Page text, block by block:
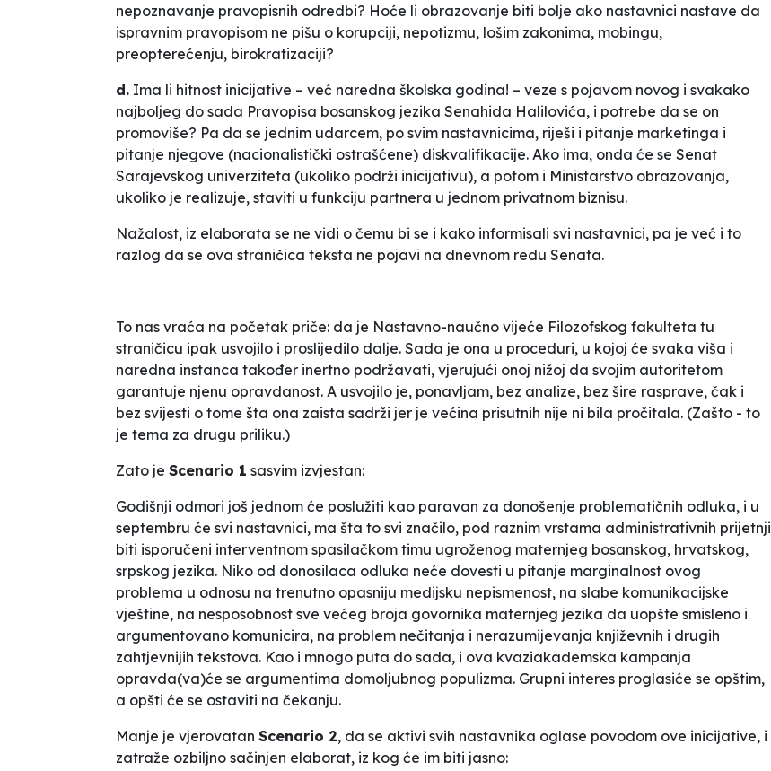
nepoznavanje pravopisnih odredbi? Hoće li obrazovanje biti bolje ako nastavnici nastave da
ispravnim pravopisom ne pišu o korupciji, nepotizmu, lošim zakonima, mobingu,
preopterećenju, birokratizaciji?
d. Ima li hitnost inicijative – već naredna školska godina! – veze s pojavom novog i svakako
najboljeg do sada Pravopisa bosanskog jezika Senahida Halilovića, i potrebe da se on
promoviše? Pa da se jednim udarcem, po svim nastavnicima, riješi i pitanje marketinga i
pitanje njegove (nacionalistički ostrašćene) diskvalifikacije. Ako ima, onda će se Senat
Sarajevskog univerziteta (ukoliko podrži inicijativu), a potom i Ministarstvo obrazovanja,
ukoliko je realizuje, staviti u funkciju partnera u jednom privatnom biznisu.
Nažalost, iz elaborata se ne vidi o čemu bi se i kako informisali svi nastavnici, pa je već i to
razlog da se ova straničica teksta ne pojavi na dnevnom redu Senata.
To nas vraća na početak priče: da je Nastavno-naučno vijeće Filozofskog fakulteta tu
straničicu ipak usvojilo i proslijedilo dalje. Sada je ona u proceduri, u kojoj će svaka viša i
naredna instanca također inertno podržavati, vjerujući onoj nižoj da svojim autoritetom
garantuje njenu opravdanost. A usvojilo je, ponavljam, bez analize, bez šire rasprave, čak i
bez svijesti o tome šta ona zaista sadrži jer je većina prisutnih nije ni bila pročitala. (Zašto - to
je tema za drugu priliku.)
Zato je Scenario 1 sasvim izvjestan:
Godišnji odmori još jednom će poslužiti kao paravan za donošenje problematičnih odluka, i u
septembru će svi nastavnici, ma šta to svi značilo, pod raznim vrstama administrativnih prijetnji
biti isporučeni interventnom spasilačkom timu ugroženog maternjeg bosanskog, hrvatskog,
srpskog jezika. Niko od donosilaca odluka neće dovesti u pitanje marginalnost ovog
problema u odnosu na trenutno opasniju medijsku nepismenost, na slabe komunikacijske
vještine, na nesposobnost sve većeg broja govornika maternjeg jezika da uopšte smisleno i
argumentovano komunicira, na problem nečitanja i nerazumijevanja književnih i drugih
zahtjevnijih tekstova. Kao i mnogo puta do sada, i ova kvaziakademska kampanja
opravda(va)će se argumentima domoljubnog populizma. Grupni interes proglasiće se opštim,
a opšti će se ostaviti na čekanju.
Manje je vjerovatan Scenario 2, da se aktivi svih nastavnika oglase povodom ove inicijative, i
zatraže ozbiljno sačinjen elaborat, iz kog će im biti jasno: